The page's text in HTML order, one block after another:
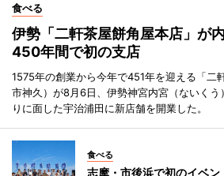
食べる
伊勢「二軒茶屋餅角屋本店」が
450年間で初の支店
1575年の創業から今年で451年を迎える「二
市神久）が8月6日、伊勢神宮内宮（ないくう
りに面した宇治浦田に新店舗を開業した。
食べる
志摩・市後浜で初のイベ